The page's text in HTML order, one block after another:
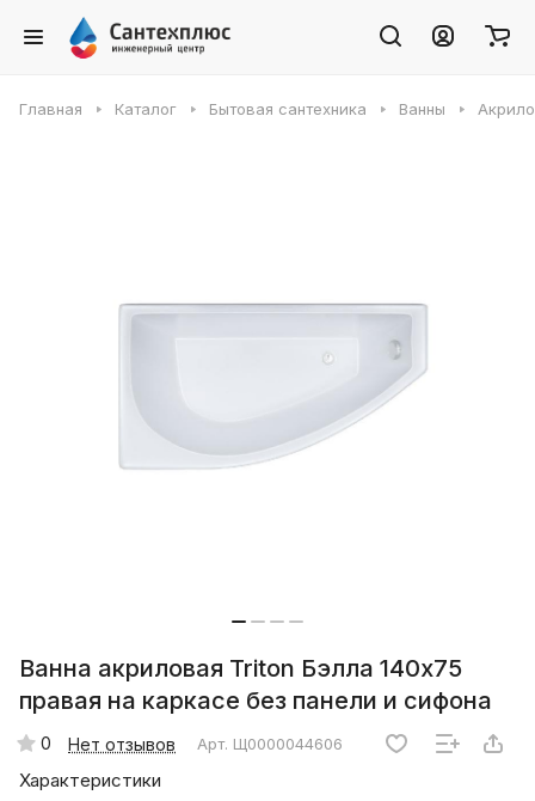
Главная Каталог Бытовая сантехника Ванны
Ванна акриловая Triton Бэлла 140х75
правая на каркасе без панели и сифона
0 Нет отзывов Арт. Щ0000044606
Характеристики